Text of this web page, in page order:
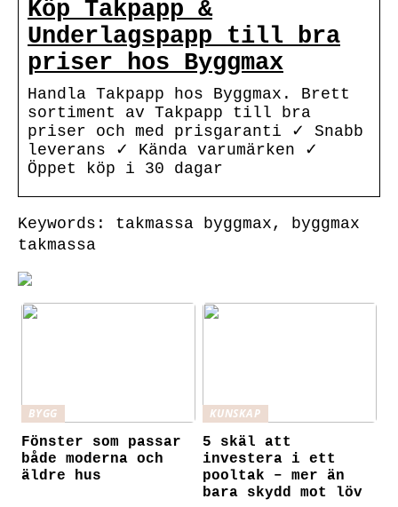
Köp Takpapp &
Underlagspapp till bra
priser hos Byggmax
Handla Takpapp hos Byggmax. Brett
sortiment av Takpapp till bra
priser och med prisgaranti ✓ Snabb
leverans ✓ Kända varumärken ✓
Öppet köp i 30 dagar
Keywords: takmassa byggmax, byggmax
takmassa
BYGG
Fönster som passar
både moderna och
äldre hus
KUNSKAP
5 skäl att
investera i ett
pooltak – mer än
bara skydd mot löv